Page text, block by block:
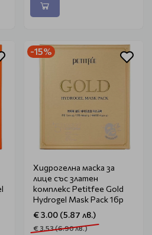
-15%
Хидрогелна маска за
лице със златен
комплекс Petitfee Gold
Hydrogel Mask Pack 1бр
€ 3.00 (5.87 лв.)
€ 3.53 (6.90 лв.)